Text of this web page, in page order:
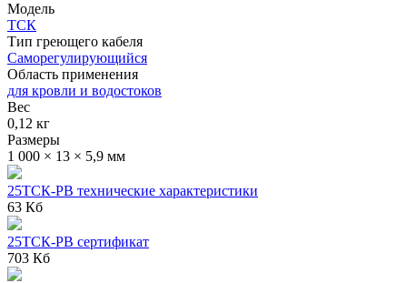
Модель
ТСК
Тип греющего кабеля
Саморегулирующийся
Область применения
для кровли и водостоков
Вес
0,12 кг
Размеры
1 000 × 13 × 5,9 мм
25ТСК-РВ технические характеристики
63 Кб
25ТСК-РВ сертификат
703 Кб